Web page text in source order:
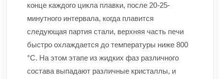
конце каждого цикла плавки, после 20-25-
минутного интервала, когда плавится
следующая партия стали, верхняя часть печи
быстро охлаждается до температуры ниже 800
°C. На этом этапе из жидких фаз различного
состава выпадают различные кристаллы, и